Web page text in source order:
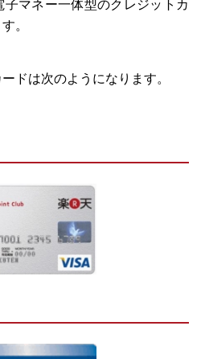
マネー一体型のクレジットカ
。
ドは次のようになります。